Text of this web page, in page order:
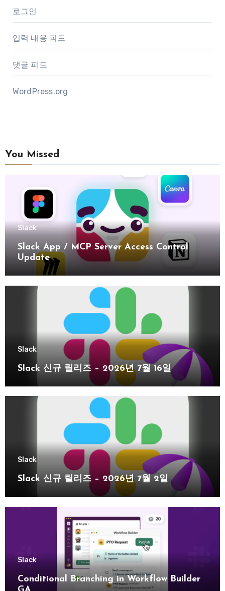
로그인
입력 내용 피드
댓글 피드
WordPress.org
You Missed
Slack
Slack App / MCP Server Access Control
Update
Slack
Slack 신규 릴리즈 – 2026년 7월 16일
Slack
Slack 신규 릴리즈 – 2026년 7월 2일
Slack
Conditional Branching in Workflow Builder